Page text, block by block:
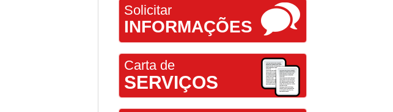
Solicitar
INFORMAÇÕES
Carta de
SERVIÇOS